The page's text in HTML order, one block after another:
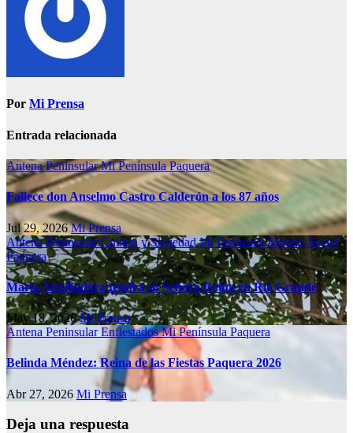
Por Mi Prensa
Entrada relacionada
Antena PeninsularMi PenínsulaPaquera
Fallece don Anselmo Castro Calderón a los 87 años
Jul 29, 2026Mi Prensa
Antena PeninsularCultura y SociedadMi PenínsulaMundo Social
Paquera
María Auxiliadora tendrá su Señora Reina en Río Grande
May 18, 2026Mi Prensa
Antena PeninsularEnfiestadosMi Península Paquera
Belinda Méndez: Reina de las Fiestas Paquera 2026
Abr 27, 2026 Mi Prensa
Deja una respuesta